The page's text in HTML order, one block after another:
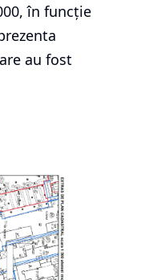
în funcție
au fost